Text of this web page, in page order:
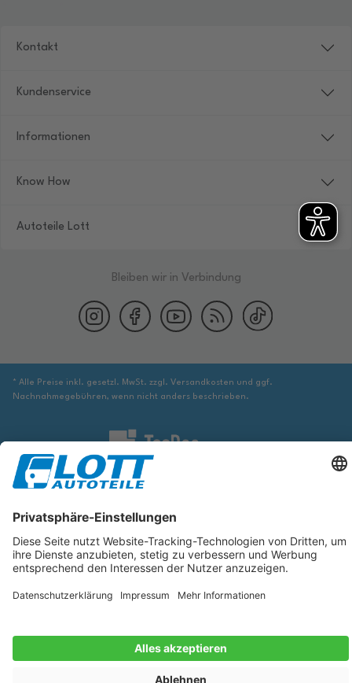
Kontakt
Kundenservice
Informationen
Know How
Autoteile Lott
Bleiben wir in Verbindung
* Alle Preise inkl. gesetzl. MwSt. zzgl. Versandkosten und ggf.
Nachnahmegebühren, wenn nicht anders beschrieben.
Wir sind verpflichtet Sie darauf hinzuweisen, dass Sie ggf. ergänzende
entspricht und für das betreffende Automobil passt.
Die hier angezeigten Daten, insbesondere die gesamte Datenbank, dürfen
nicht kopiert werden. Es ist zu unterlassen, die Daten oder die gesamte
Datenbank ohne vorherige Zustimmung von TecDoc zu vervielfältigen, zu
verbreiten und/oder diese Handlungen durch Dritte ausführen zu lassen.